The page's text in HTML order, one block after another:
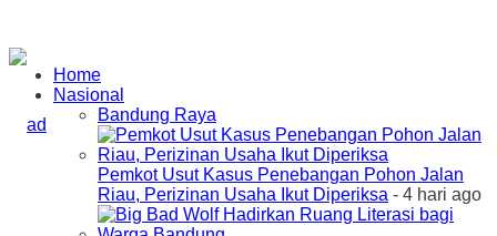
Home
Nasional
Bandung Raya
Pemkot Usut Kasus Penebangan Pohon Jalan
Riau, Perizinan Usaha Ikut Diperiksa - 4 hari ago